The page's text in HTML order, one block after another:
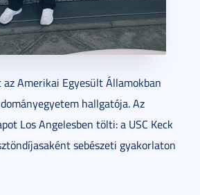
Amerikai Egyesült Államokban
hallgatója. Az
Los Angelesben tölti: a USC Keck
sebészeti gyakorlaton